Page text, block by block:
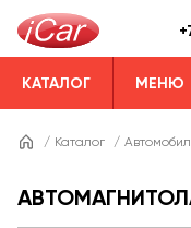
КАТАЛОГ МЕНЮ
/ Каталог /
АВТОМАГНИТОЛА